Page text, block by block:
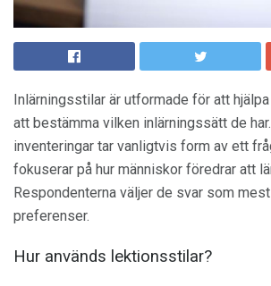
Inlärningsstilar är utformade för att
att bestämma vilken inlärningssätt de
inventeringar tar vanligtvis form av ett
fokuserar på hur människor föredrar att
Respondenterna väljer de svar som
preferenser.
Hur används lektionsstilar?